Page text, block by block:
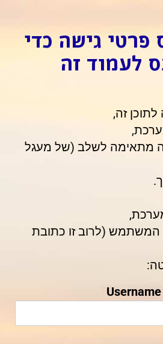
פרטי גישה כדי
לעמוד זה
זה,
מתאימה לשלב (של מעגל
(לרוב זו כתובת